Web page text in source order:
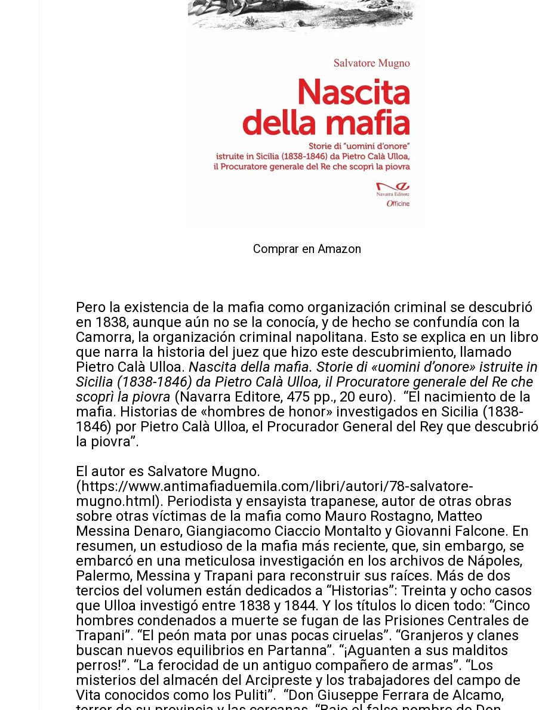
Comprar en Amazon
Pero la existencia de la mafia como organización criminal se descubrió
en 1838, aunque aún no se la conocía, y de hecho se confundía con la
Camorra, la organización criminal napolitana. Esto se explica en un libro
que narra la historia del juez que hizo este descubrimiento, llamado
Pietro Calà Ulloa. Nascita della mafia. Storie di «uomini d’onore» istruite in
Sicilia (1838-1846) da Pietro Calà Ulloa, il Procuratore generale del Re che
scoprì la piovra (Navarra Editore, 475 pp., 20 euro). “El nacimiento de la
mafia. Historias de «hombres de honor» investigados en Sicilia (1838-
1846) por Pietro Calà Ulloa, el Procurador General del Rey que descubrió
la piovra”.
El autor es Salvatore Mugno.
(https://www.antimafiaduemila.com/libri/autori/78-salvatore-
mugno.html). Periodista y ensayista trapanese, autor de otras obras
sobre otras víctimas de la mafia como Mauro Rostagno, Matteo
Messina Denaro, Giangiacomo Ciaccio Montalto y Giovanni Falcone. En
resumen, un estudioso de la mafia más reciente, que, sin embargo, se
embarcó en una meticulosa investigación en los archivos de Nápoles,
Palermo, Messina y Trapani para reconstruir sus raíces. Más de dos
tercios del volumen están dedicados a “Historias”: Treinta y ocho casos
que Ulloa investigó entre 1838 y 1844. Y los títulos lo dicen todo: “Cinco
hombres condenados a muerte se fugan de las Prisiones Centrales de
Trapani”. “El peón mata por unas pocas ciruelas”. “Granjeros y clanes
buscan nuevos equilibrios en Partanna”. “¡Aguanten a sus malditos
perros!”. “La ferocidad de un antiguo compañero de armas”. “Los
misterios del almacén del Arcipreste y los trabajadores del campo de
Vita conocidos como los Puliti”. “Don Giuseppe Ferrara de Alcamo,